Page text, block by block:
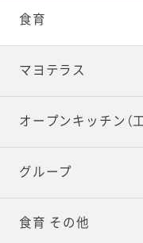
食育
マヨテラス
オープンキッチン（
グループ
食育 その他